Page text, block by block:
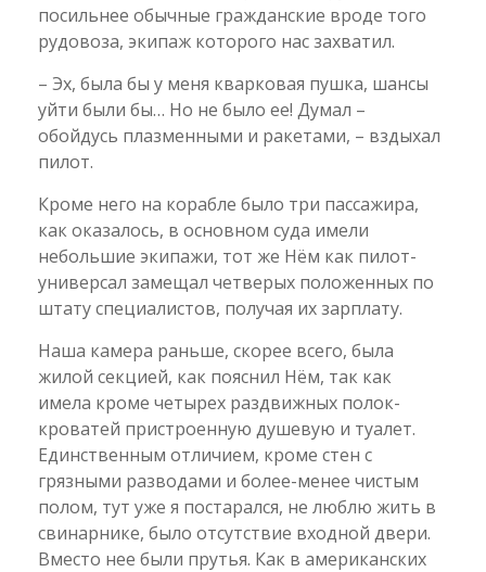
посильнее обычные гражданские вроде того
рудовоза, экипаж которого нас захватил.
– Эх, была бы у меня кварковая пушка, шансы
уйти были бы… Но не было ее! Думал –
обойдусь плазменными и ракетами, – вздыхал
пилот.
Кроме него на корабле было три пассажира,
как оказалось, в основном суда имели
небольшие экипажи, тот же Нём как пилот-
универсал замещал четверых положенных по
штату специалистов, получая их зарплату.
Наша камера раньше, скорее всего, была
жилой секцией, как пояснил Нём, так как
имела кроме четырех раздвижных полок-
кроватей пристроенную душевую и туалет.
Единственным отличием, кроме стен с
грязными разводами и более-менее чистым
полом, тут уже я постарался, не люблю жить в
свинарнике, было отсутствие входной двери.
Вместо нее были прутья. Как в американских